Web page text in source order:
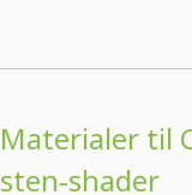
Materialer til
sten-shader